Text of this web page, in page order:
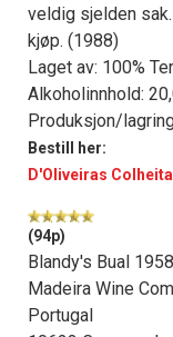
veldig sjelden
kjøp. (1988)
Laget av: 100%
Alkoholinnhold:
Produksjon/
Bestill her:
D'Oliveiras
(94p)
Blandy's Bual
Madeira Wine
Portugal